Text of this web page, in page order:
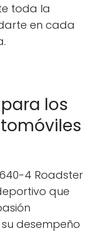
toda la
en cada
los
4 Roadster
que
desempeño